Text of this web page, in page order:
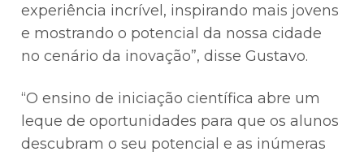
experiência incrível, inspirando mais jovens
e mostrando o potencial da nossa cidade
no cenário da inovação”, disse Gustavo.
“O ensino de iniciação científica abre um
leque de oportunidades para que os alunos
descubram o seu potencial e as inúmeras